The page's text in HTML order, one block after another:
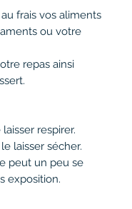
frais vos aliments
ou votre
repas ainsi
respirer.
laisser sécher.
peut un peu se
exposition.